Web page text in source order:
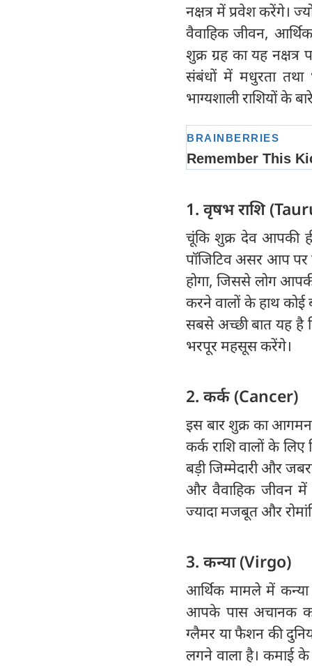
नक्षत्र में प्रवेश करेंगे।
वैवाहिक जीवन,
शुक्र ग्रह का यह
संबंधों में मधुरता
भाग्यशाली राशियों के
1. वृषभ राशि
चूंकि शुक्र देव आपकी
पॉजिटिव असर आप पर
होगा, जिससे लोग
करने वालों के हाथ कोई
सबसे अच्छी बात यह
भरपूर महसूस करेंगे।
2. कर्क (Cancer)
इस बार शुक्र का आगमन
कर्क राशि वालों के
बड़ी जिम्मेदारी और
और वैवाहिक जीवन में
ज्यादा मजबूत और
3. कन्या (Virgo)
आर्थिक मामले में कन्या
आपके पास अचानक
ग्लैमर या फैशन की
लगने वाला है।